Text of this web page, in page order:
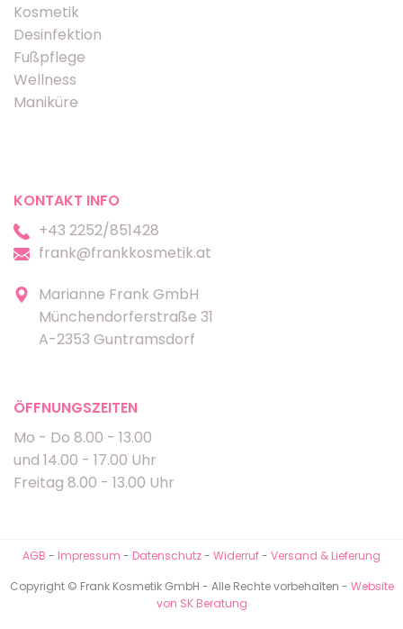
Kosmetik
Desinfektion
Fußpflege
Wellness
Maniküre
KONTAKT INFO
+43 2252/851428
frank@frankkosmetik.at
Marianne Frank GmbH
Münchendorferstraße 31
A-2353 Guntramsdorf
ÖFFNUNGSZEITEN
Mo - Do 8.00 - 13.00
und 14.00 - 17.00 Uhr
Freitag 8.00 - 13.00 Uhr
AGB - Impressum - Datenschutz- Widerruf- Versand & Lieferung
Copyright © Frank Kosmetik GmbH - Alle Rechte vorbehalten - Website
von SK Beratung